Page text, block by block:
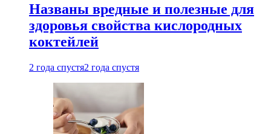
Названы вредные и полезные для
здоровья свойства кислородных
коктейлей
2 года спустя2 года спустя